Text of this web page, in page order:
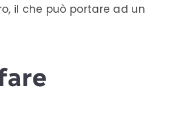
il che può portare ad un